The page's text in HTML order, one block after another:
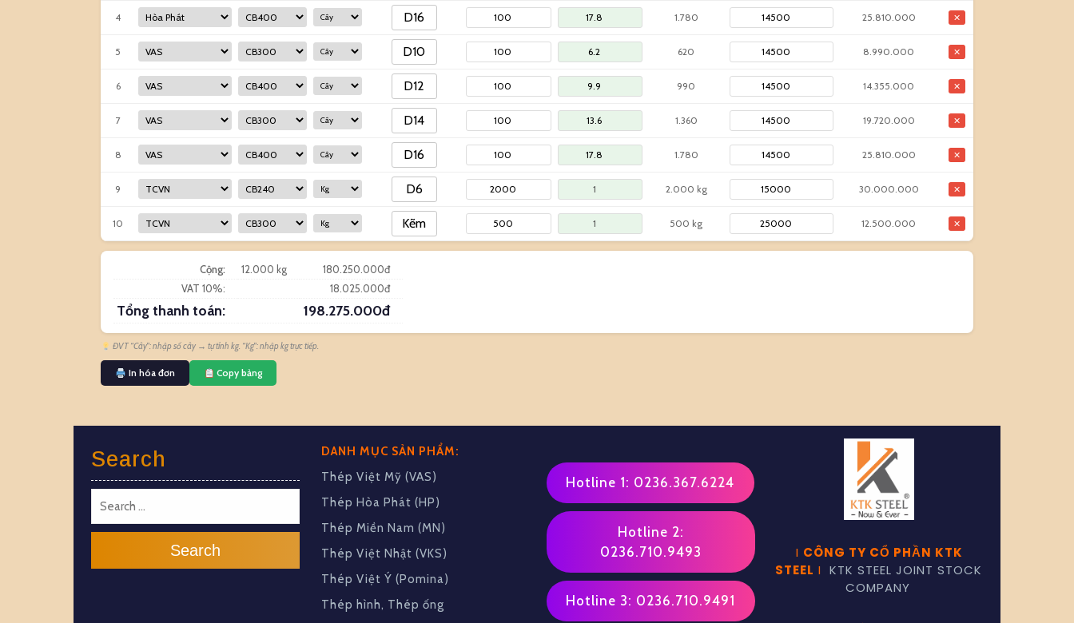
4 1.780 25.810.000 ✕
5 620 8.990.000 ✕
6 990 14.355.000 ✕
7 1.360 19.720.000 ✕
8 1.780 25.810.000 ✕
9 2.000 kg 30.000.000 ✕
10 500 kg 12.500.000 ✕
Cộng: 12.000 kg
180.250.000đ
VAT 10%:
18.025.000đ
Tổng thanh toán: 198.275.000đ
ĐVT “Cây”: nhập số cây → tự tính kg. “Kg”: nhập kg trực tiếp.
In hóa đơn Copy bảng
Search
Search
DANH MỤC SẢN PHẨM:
Thép Việt Mỹ (VAS)
Thép Hòa Phát (HP)
Thép Miền Nam (MN)
Thép Việt Nhật (VKS)
Thép Việt Ý (Pomina)
Thép hình, Thép ống
Hotline 1: 0236.367.6224
Hotline 2:
0236.710.9493
Hotline 3: 0236.710.9491
I CÔNG TY CỔ PHẦN KTK
STEEL I KTK STEEL JOINT STOCK
COMPANY